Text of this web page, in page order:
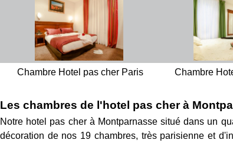
Chambre Hotel pas cher Paris Chambre
Les chambres de l'hotel pas cher à
Notre hotel pas cher à Montparnasse situé dans un
décoration de nos 19 chambres, très parisienne et